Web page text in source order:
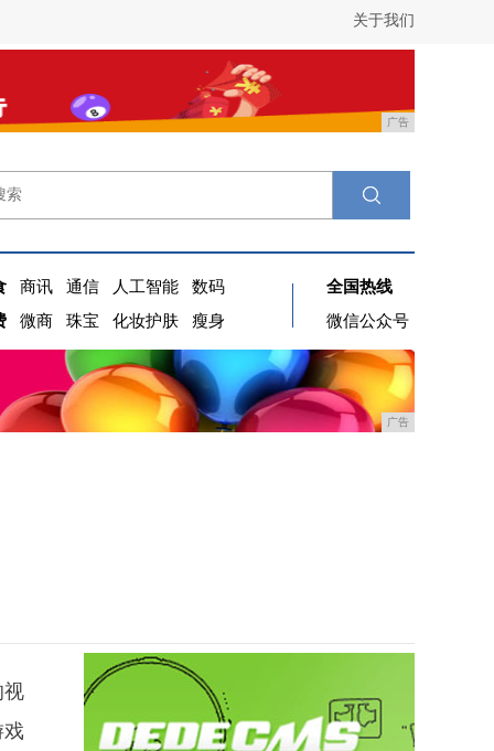
关于我们
广告
商讯 通信 人工智能
数码
微商 珠宝 化妆护肤 瘦身
全国热线
微信公众号
广告
视